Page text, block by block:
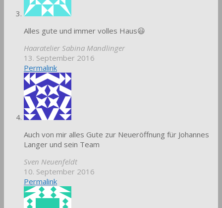
Alles gute und immer volles Haus😃
Haaratelier Sabina Mandlinger
13. September 2016
Permalink
Auch von mir alles Gute zur Neueröffnung für Johannes
Langer und sein Team
Sven Neuenfeldt
10. September 2016
Permalink